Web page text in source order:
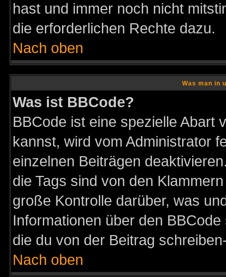
hast und immer noch nicht
die erforderlichen Rechte dazu.
Nach oben
Was man in
Was ist BBCode?
BBCode ist eine spezielle Abart
kannst, wird vom Administrator
einzelnen Beiträgen
die Tags sind von den
große Kontrolle darüber, was
Informationen über den
die du von der Beitrag
Nach oben